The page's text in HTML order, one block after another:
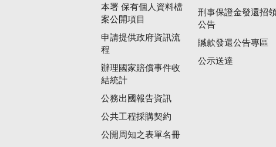
本署 保有個人資料檔
案公開項目
申請提供政府資訊流
程
辦理國家賠償事件收
結統計
公務出國報告資訊
公共工程採購契約
公開周知之表單名冊
刑事保證金發還招領
公告
贓款發還公告專區
公示送達